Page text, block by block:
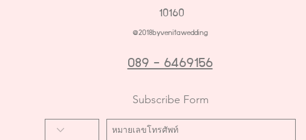
10160
@2018byvenitawedding
089 - 6469156
Subscribe Form